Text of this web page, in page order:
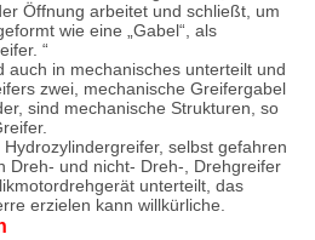
Öffnung arbeitet und schließt, um
wie eine „Gabel“, als
“
auch in mechanisches unterteilt und
zwei, mechanische Greifergabel
sind mechanische Strukturen, so
selbst gefahren
Dreh- und nicht- Dreh-, Drehgreifer
unterteilt, das
erzielen kann willkürliche.